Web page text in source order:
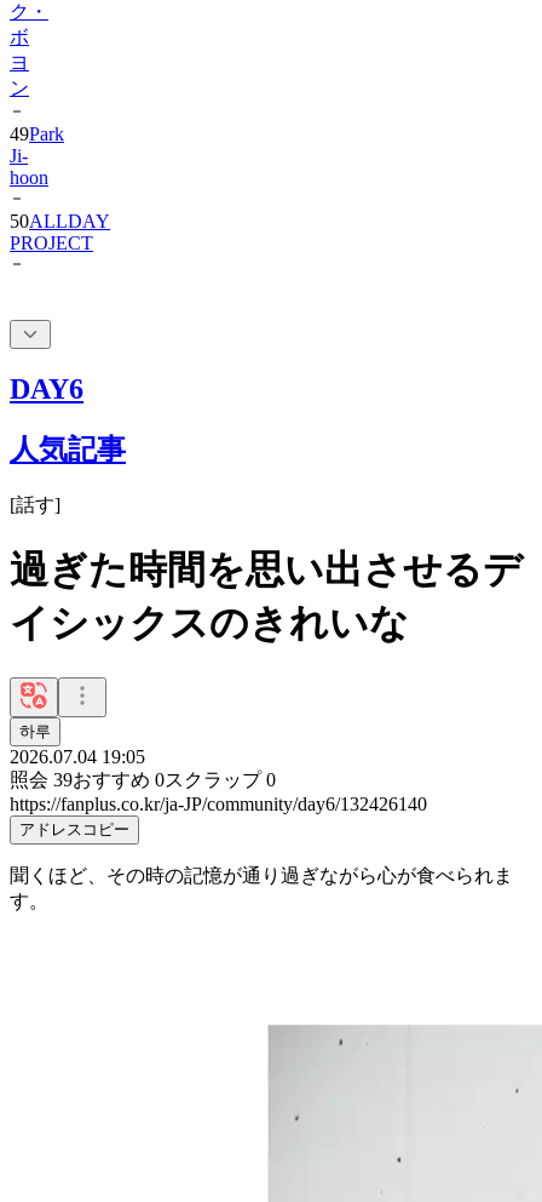
ク・
ボ
ヨ
ン
49Park
Ji-
hoon
50ALLDAY
PROJECT
DAY6
人気記事
[話す]
過ぎた時間を思い出させるデ
イシックスのきれいな
하루
2026.07.04 19:05
照会 39おすすめ 0スクラップ 0
https://fanplus.co.kr/ja-JP/community/day6/132426140
アドレスコピー
聞くほど、その時の記憶が通り過ぎながら心が食べられま
す。